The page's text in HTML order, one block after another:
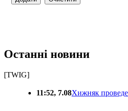
Останні новини
[TWIG]
11:52, 7.08Хижняк проведе